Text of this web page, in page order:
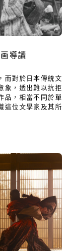
導讀
而對於日本傳統文
象，透出難以抗拒
品，相當不同於單
這位文學家及其所